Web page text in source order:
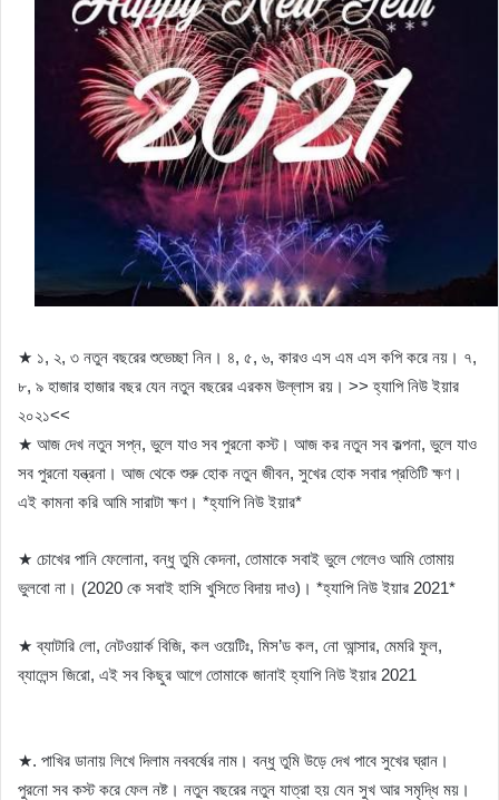
★ ১, ২, ৩ নতুন বছরের শুভেচ্ছা নিন। ৪, ৫, ৬, কারও এস এম এস কপি করে নয়। ৭,
৮, ৯ হাজার হাজার বছর যেন নতুন বছরের এরকম উল্লাস রয়। >> হ্যাপি নিউ ইয়ার
২০২১<<
★ আজ দেখ নতুন সপ্ন, ভুলে যাও সব পুরনো কস্ট। আজ কর নতুন সব কল্পনা, ভুলে যাও
সব পুরনো যন্ত্রনা। আজ থেকে শুরু হোক নতুন জীবন, সুখের হোক সবার প্রতিটি ক্ষণ।
এই কামনা করি আমি সারাটা ক্ষণ। *হ্যাপি নিউ ইয়ার*
★ চোখের পানি ফেলোনা, বন্ধু তুমি কেদনা, তোমাকে সবাই ভুলে গেলেও আমি তোমায়
ভুলবো না। (2020 কে সবাই হাসি খুসিতে বিদায় দাও)। *হ্যাপি নিউ ইয়ার 2021*
★ ব্যাটারি লো, নেটওয়ার্ক বিজি, কল ওয়েটিঃ, মিস’ড কল, নো আন্সার, মেমরি ফুল,
ব্যালেন্স জিরো, এই সব কিছুর আগে তোমাকে জানাই হ্যাপি নিউ ইয়ার 2021
★. পাখির ডানায় লিখে দিলাম নববর্ষের নাম। বন্ধু তুমি উড়ে দেখ পাবে সুখের ঘ্রান।
পুরনো সব কস্ট করে ফেল নষ্ট। নতুন বছরের নতুন যাত্রা হয় যেন সুখ আর সমৃদ্ধি ময়।